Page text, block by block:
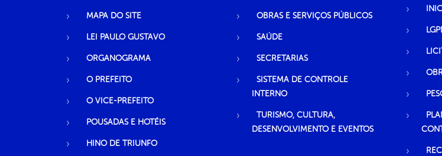
MAPA DO SITE
LEI PAULO GUSTAVO
ORGANOGRAMA
O PREFEITO
O VICE-PREFEITO
POUSADAS E HOTÉIS
HINO DE TRIUNFO
OBRAS E SERVIÇOS PÚBLICOS
SAÚDE
SECRETARIAS
SISTEMA DE CONTROLE
INTERNO
TURISMO, CULTURA,
DESENVOLVIMENTO E EVENTOS